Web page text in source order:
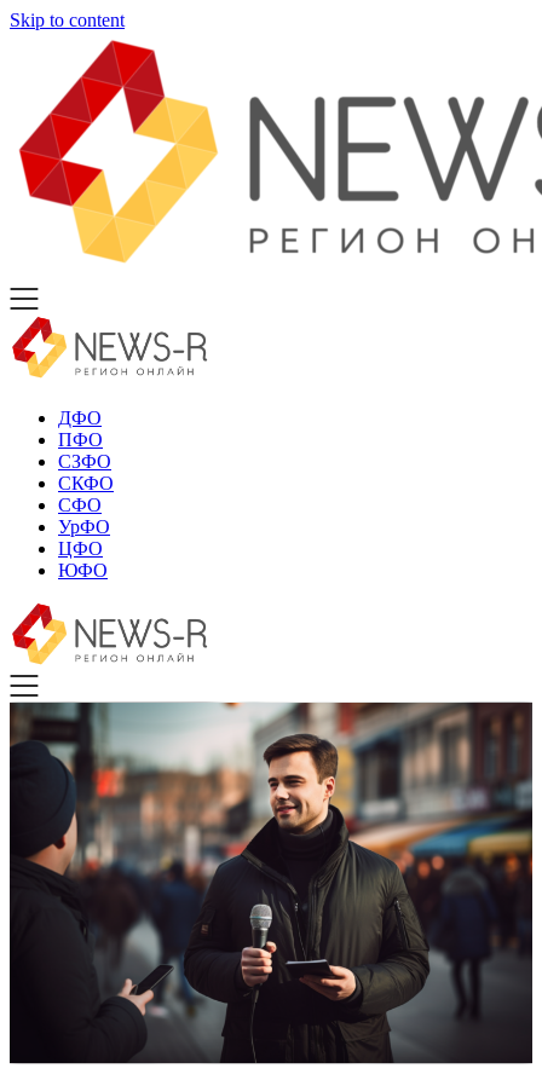
Skip to content
ДФО
ПФО
СЗФО
СКФО
СФО
УрФО
ЦФО
ЮФО